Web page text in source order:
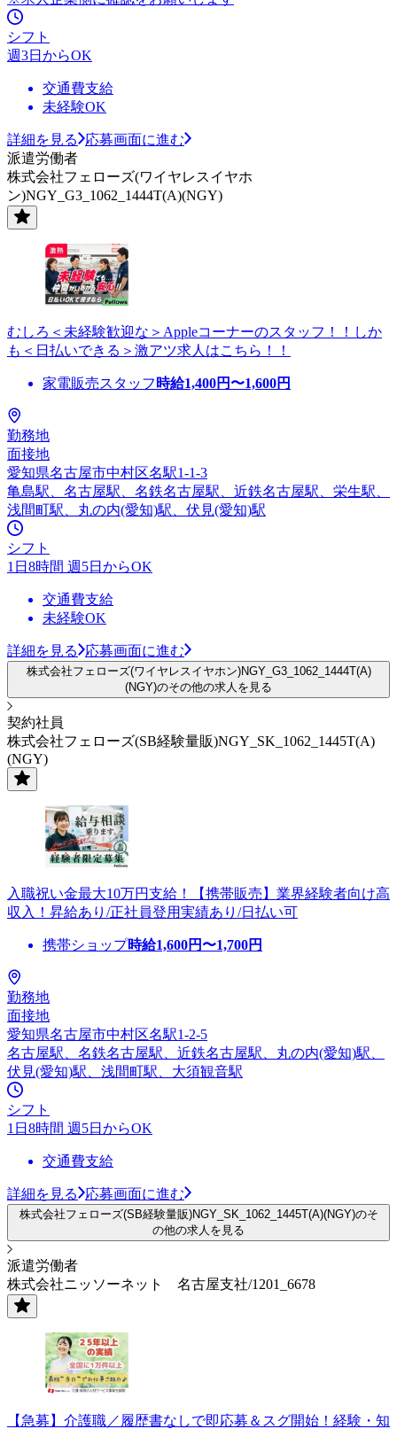
シフト
週3日からOK
交通費支給
未経験OK
詳細を見る
応募画面に進む
派遣労働者
株式会社フェローズ(ワイヤレスイヤホ
ン)NGY_G3_1062_1444T(A)(NGY)
むしろ＜未経験歓迎な＞Appleコーナーのスタッフ！！しか
も＜日払いできる＞激アツ求人はこちら！！
家電販売スタッフ 時給1,400円〜1,600円
勤務地
面接地
愛知県名古屋市中村区名駅1-1-3
亀島駅、名古屋駅、名鉄名古屋駅、近鉄名古屋駅、栄生駅、
浅間町駅、丸の内(愛知)駅、伏見(愛知)駅
シフト
1日8時間 週5日からOK
交通費支給
未経験OK
詳細を見る 応募画面に進む
株式会社フェローズ(ワイヤレスイヤホン)NGY_G3_1062_1444T(A)
(NGY)のその他の求人を見る
契約社員
株式会社フェローズ(SB経験量販)NGY_SK_1062_1445T(A)
(NGY)
入職祝い金最大10万円支給！【携帯販売】業界経験者向け高
収入！昇給あり/正社員登用実績あり/日払い可
携帯ショップ時給1,600円〜1,700円
勤務地
面接地
愛知県名古屋市中村区名駅1-2-5
名古屋駅、名鉄名古屋駅、近鉄名古屋駅、丸の内(愛知)駅、
伏見(愛知)駅、浅間町駅、大須観音駅
シフト
1日8時間 週5日からOK
交通費支給
詳細を見る 応募画面に進む
株式会社フェローズ(SB経験量販)NGY_SK_1062_1445T(A)(NGY)のそ
の他の求人を見る
派遣労働者
株式会社ニッソーネット 名古屋支社/1201_6678
【急募】介護職／履歴書なしで即応募＆スグ開始！経験・知